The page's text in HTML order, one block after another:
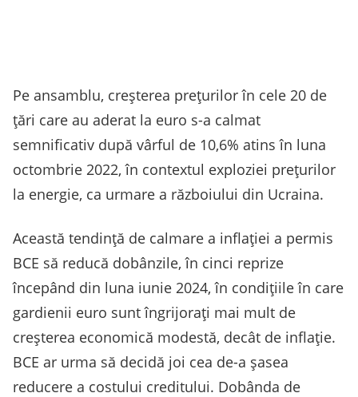
Pe ansamblu, creşterea preţurilor în cele 20 de
ţări care au aderat la euro s-a calmat
semnificativ după vârful de 10,6% atins în luna
octombrie 2022, în contextul exploziei preţurilor
la energie, ca urmare a războiului din Ucraina.
Această tendinţă de calmare a inflaţiei a permis
BCE să reducă dobânzile, în cinci reprize
începând din luna iunie 2024, în condiţiile în care
gardienii euro sunt îngrijoraţi mai mult de
creşterea economică modestă, decât de inflaţie.
BCE ar urma să decidă joi cea de-a şasea
reducere a costului creditului. Dobânda de